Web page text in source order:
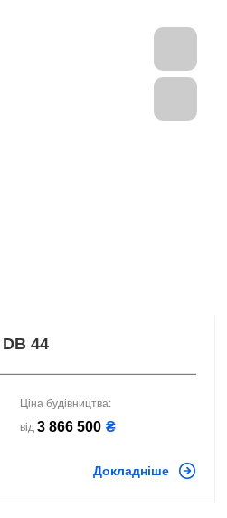
DB 44
Ціна будівництва:
від 3 866 500 ₴
Докладніше